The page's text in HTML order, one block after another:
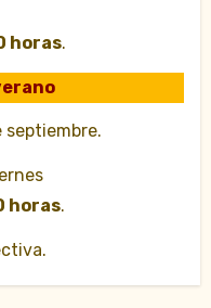
horas.
septiembre.
horas.